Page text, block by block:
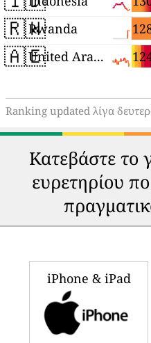
🇷🇼Rwanda
🇦🇪 United Arab Emirates
Ranking updated λίγα
Κατεβάστε το
ευρετηρίου
iPhone & iPad